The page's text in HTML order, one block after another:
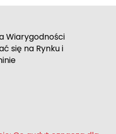
Wiarygodności
się na Rynku i